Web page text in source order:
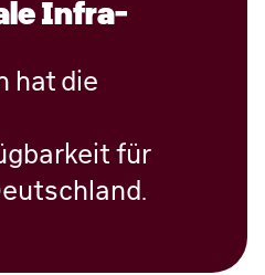
Infra­
hat die
für